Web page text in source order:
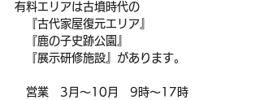
有料エリアは古墳時代の
『古代家屋復元エリア』
『鹿の子史跡公園』
『展示研修施設』があります。
営業　3月～10月　9時～17時